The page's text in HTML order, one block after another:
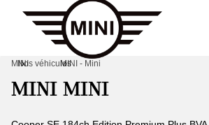
MINI
›
Nos véhicules
›
MINI - Mini
MINI MINI